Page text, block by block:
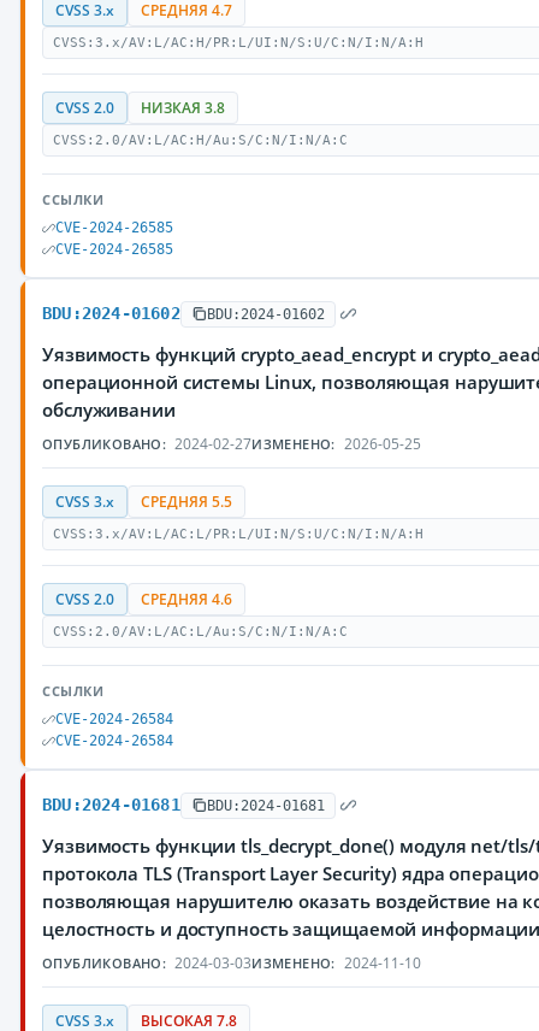
CVSS 3.x СРЕДНЯЯ 4.7
CVSS:3.x/AV:L/AC:H/PR:L/UI:N/S:U/C:N/I:N/A:H
CVSS 2.0 НИЗКАЯ 3.8
CVSS:2.0/AV:L/AC:H/Au:S/C:N/I:N/A:C
ССЫЛКИ
CVE-2024-26585
CVE-2024-26585
BDU:2024-01602 BDU:2024-01602
Уязвимость функций crypto_aead_encrypt и
операционной системы Linux, позволяющая
обслуживании
ОПУБЛИКОВАНО: 2024-02-27ИЗМЕНЕНО: 2026-05-25
CVSS 3.x СРЕДНЯЯ 5.5
CVSS:3.x/AV:L/AC:L/PR:L/UI:N/S:U/C:N/I:N/A:H
CVSS 2.0 СРЕДНЯЯ 4.6
CVSS:2.0/AV:L/AC:L/Au:S/C:N/I:N/A:C
ССЫЛКИ
CVE-2024-26584
CVE-2024-26584
BDU:2024-01681 BDU:2024-01681
Уязвимость функции tls_decrypt_done() модуля net/tls/
протокола TLS (Transport Layer Security) ядра
позволяющая нарушителю оказать воздействие на
целостность и доступность защищаемой
ОПУБЛИКОВАНО: 2024-03-03ИЗМЕНЕНО: 2024-11-10
CVSS 3.x ВЫСОКАЯ 7.8